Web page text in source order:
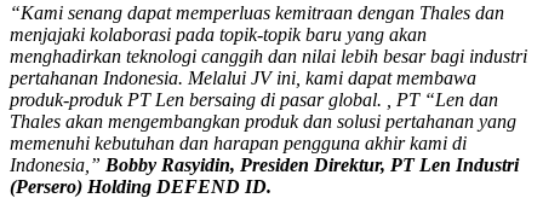
“Kami senang dapat memperluas kemitraan dengan Thales dan
menjajaki kolaborasi pada topik-topik baru yang akan
menghadirkan teknologi canggih dan nilai lebih besar bagi industri
pertahanan Indonesia. Melalui JV ini, kami dapat membawa
produk-produk PT Len bersaing di pasar global. , PT “Len dan
Thales akan mengembangkan produk dan solusi pertahanan yang
memenuhi kebutuhan dan harapan pengguna akhir kami di
Indonesia,” Bobby Rasyidin, Presiden Direktur, PT Len Industri
(Persero) Holding DEFEND ID.